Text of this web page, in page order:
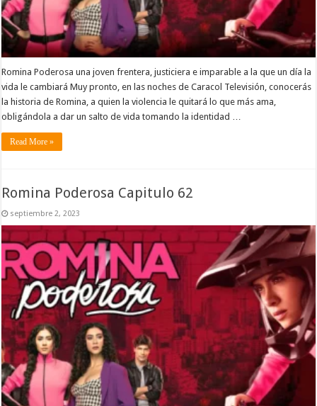
Romina Poderosa una joven frentera, justiciera e imparable a la que un día la
vida le cambiará Muy pronto, en las noches de Caracol Televisión, conocerás
la historia de Romina, a quien la violencia le quitará lo que más ama,
obligándola a dar un salto de vida tomando la identidad …
Read More »
Romina Poderosa Capitulo 62
septiembre 2, 2023